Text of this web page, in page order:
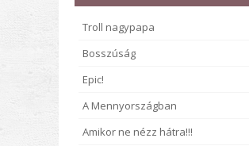
Troll nagypapa
Bosszúság
Epic!
A Mennyországban
Amikor ne nézz hátra!!!